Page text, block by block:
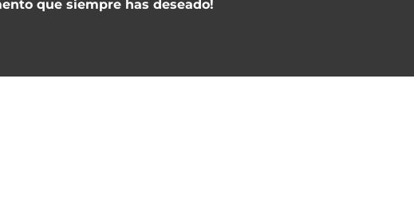
que siempre has deseado!